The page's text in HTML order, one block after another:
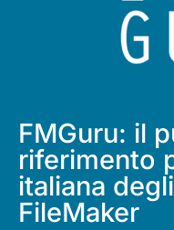
FMGuru: il
riferimento
italiana
FileMaker